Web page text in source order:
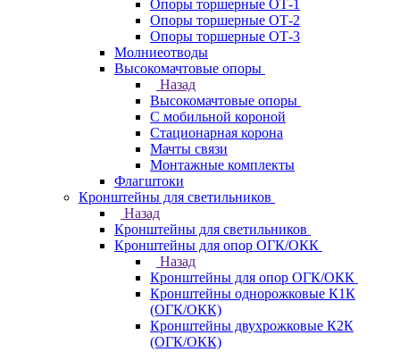
Опоры торшерные ОТ-1
Опоры торшерные ОТ-2
Опоры торшерные ОТ-3
Молниеотводы
Высокомачтовые опоры
Назад
Высокомачтовые опоры
С мобильной короной
Стационарная корона
Мачты связи
Монтажные комплекты
Флагштоки
Кронштейны для светильников
Назад
Кронштейны для светильников
Кронштейны для опор ОГК/ОКК
Назад
Кронштейны для опор ОГК/ОКК
Кронштейны однорожковые К1К
(ОГК/ОКК)
Кронштейны двухрожковые К2К
(ОГК/ОКК)